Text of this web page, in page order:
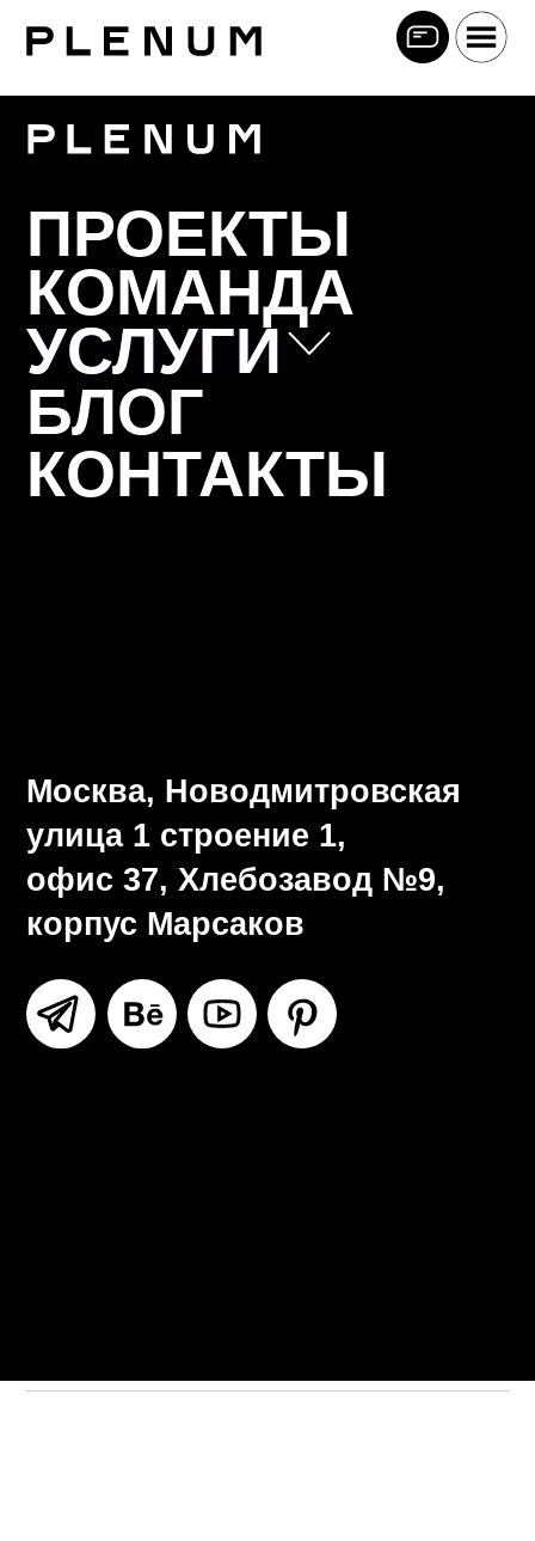
ПРОЕКТЫ
КОМАНДА
УСЛУГИ
УСЛУГИ
БЛОГ
КОНТАКТЫ
Москва, Новодмитровская
улица 1 строение 1,
офис 37, Хлебозавод №9,
корпус Марсаков
Позиционирование
Коммуникационная стратегия